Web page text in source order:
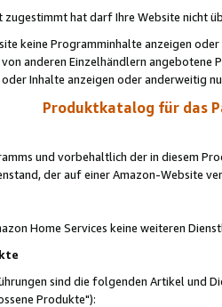
zugestimmt hat darf Ihre Website nicht
keine Programminhalte anzeigen
anderen Einzelhändlern
Inhalte anzeigen oder anderweitig
Produktkatalog für das
und vorbehaltlich der in diesem
der auf einer Amazon-Website
Home Services keine weiteren
sind die folgenden Artikel und
Produkte"):